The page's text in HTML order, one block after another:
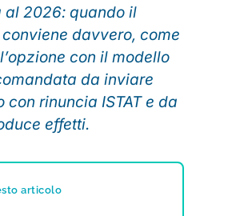
al 2026: quando il
davvero, come
con il modello
da inviare
con rinuncia ISTAT e da
effetti.
articolo